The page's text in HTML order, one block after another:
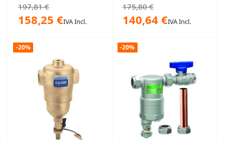
197,81 €
158,25 €IVA Incl.
175,80 €
140,64 €IVA Incl.
-20% -20%